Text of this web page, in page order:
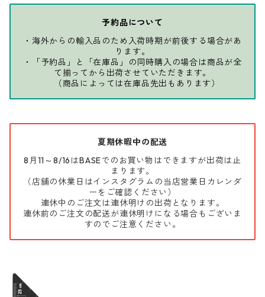
予約品について
・海外からの輸入品のため入荷時期が前後する場合があ
ります。
・「予約品」と「在庫品」の同時購入の場合は商品が全
て揃ってから出荷させていただきます。
（商品によっては在庫品先出もあります）
夏期休暇中の配送
8月11～8/16はBASEでのお買い物はできますが出荷は止
まります。
（店舗の休業日はインスタグラムの当店営業日カレンダ
ーをご確認ください）
連休中のご注文は連休明けの出荷となります。
連休前のご注文の配送が連休明けになる場合もございま
すのでご注意ください。